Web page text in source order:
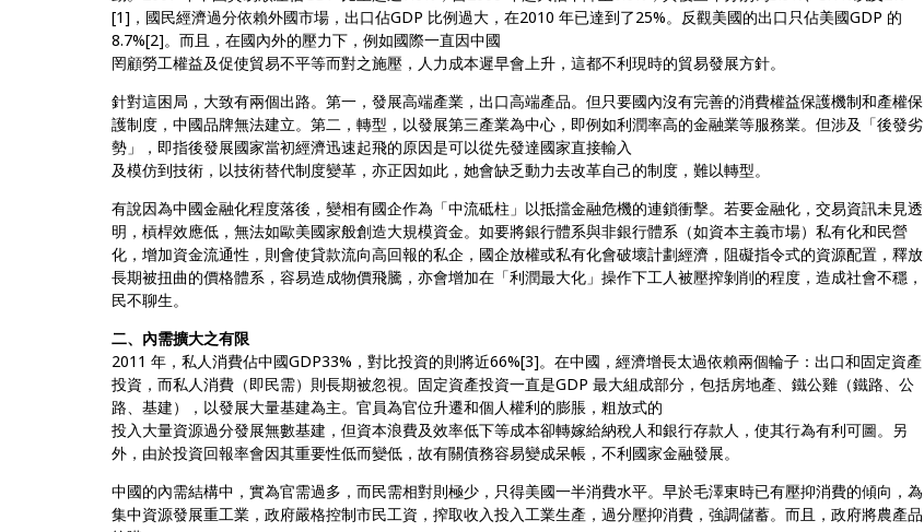
[1]，國民經濟過分依賴外國市場，出口佔GDP 比例過大，在2010 年已達到了25%。反觀美國的出口只佔美國GDP 的
8.7%[2]。而且，在國內外的壓力下，例如國際一直因中國
罔顧勞工權益及促使貿易不平等而對之施壓，人力成本遲早會上升，這都不利現時的貿易發展方針。
針對這困局，大致有兩個出路。第一，發展高端產業，出口高端產品。但只要國內沒有完善的消費權益保護機制和產權保
護制度，中國品牌無法建立。第二，轉型，以發展第三產業為中心，即例如利潤率高的金融業等服務業。但涉及「後發劣
勢」，即指後發展國家當初經濟迅速起飛的原因是可以從先發達國家直接輸入
及模仿到技術，以技術替代制度變革，亦正因如此，她會缺乏動力去改革自己的制度，難以轉型。
有說因為中國金融化程度落後，變相有國企作為「中流砥柱」以抵擋金融危機的連鎖衝擊。若要金融化，交易資訊未見透
明，槓桿效應低，無法如歐美國家般創造大規模資金。如要將銀行體系與非銀行體系（如資本主義市場）私有化和民營
化，增加資金流通性，則會使貸款流向高回報的私企，國企放權或私有化會破壞計劃經濟，阻礙指令式的資源配置，釋放
長期被扭曲的價格體系，容易造成物價飛騰，亦會增加在「利潤最大化」操作下工人被壓搾剝削的程度，造成社會不穩，
民不聊生。
二、內需擴大之有限
2011 年，私人消費佔中國GDP33%，對比投資的則將近66%[3]。在中國，經濟增長太過依賴兩個輪子：出口和固定資產
投資，而私人消費（即民需）則長期被忽視。固定資產投資一直是GDP 最大組成部分，包括房地產、鐵公雞（鐵路、公
路、基建），以發展大量基建為主。官員為官位升遷和個人權利的膨脹，粗放式的
投入大量資源過分發展無數基建，但資本浪費及效率低下等成本卻轉嫁給納稅人和銀行存款人，使其行為有利可圖。另
外，由於投資回報率會因其重要性低而變低，故有關債務容易變成呆帳，不利國家金融發展。
中國的內需結構中，實為官需過多，而民需相對則極少，只得美國一半消費水平。早於毛澤東時已有壓抑消費的傾向，為
集中資源發展重工業，政府嚴格控制市民工資，搾取收入投入工業生產，過分壓抑消費，強調儲蓄。而且，政府將農產品